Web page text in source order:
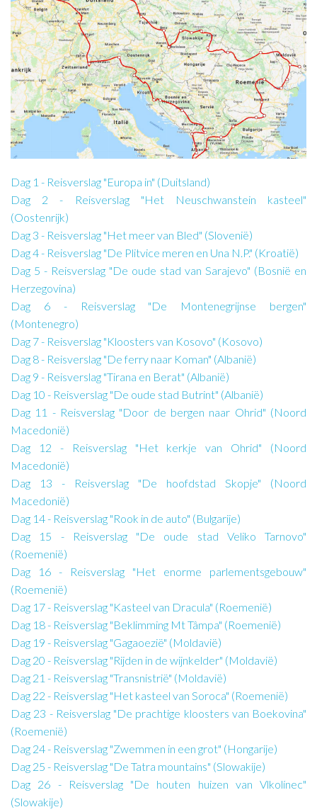
Dag 1 - Reisverslag "Europa in" (Duitsland)
Dag 2 - Reisverslag "Het Neuschwanstein kasteel"
(Oostenrijk)
Dag 3 - Reisverslag "Het meer van Bled" (Slovenië)
Dag 4 - Reisverslag "De Plitvice meren en Una N.P." (Kroatië)
Dag 5 - Reisverslag "De oude stad van Sarajevo" (Bosnië en
Herzegovina)
Dag 6 - Reisverslag "De Montenegrijnse bergen"
(Montenegro)
Dag 7 - Reisverslag "Kloosters van Kosovo" (Kosovo)
Dag 8 - Reisverslag "De ferry naar Koman" (Albanië)
Dag 9 - Reisverslag "Tirana en Berat" (Albanië)
Dag 10 - Reisverslag "De oude stad Butrint" (Albanië)
Dag 11 - Reisverslag "Door de bergen naar Ohrid" (Noord
Macedonië)
Dag 12 - Reisverslag "Het kerkje van Ohrid" (Noord
Macedonië)
Dag 13 - Reisverslag "De hoofdstad Skopje" (Noord
Macedonië)
Dag 14 - Reisverslag "Rook in de auto" (Bulgarije)
Dag 15 - Reisverslag "De oude stad Veliko Tarnovo"
(Roemenië)
Dag 16 - Reisverslag "Het enorme parlementsgebouw"
(Roemenië)
Dag 17 - Reisverslag "Kasteel van Dracula" (Roemenië)
Dag 18 - Reisverslag "Beklimming Mt Tâmpa" (Roemenië)
Dag 19 - Reisverslag "Gagaoezië" (Moldavië)
Dag 20 - Reisverslag "Rijden in de wijnkelder" (Moldavië)
Dag 21 - Reisverslag "Transnistrië" (Moldavië)
Dag 22 - Reisverslag "Het kasteel van Soroca" (Roemenië)
Dag 23 - Reisverslag "De prachtige kloosters van Boekovina"
(Roemenië)
Dag 24 - Reisverslag "Zwemmen in een grot" (Hongarije)
Dag 25 - Reisverslag "De Tatra mountains" (Slowakije)
Dag 26 - Reisverslag "De houten huizen van Vlkolínec"
(Slowakije)